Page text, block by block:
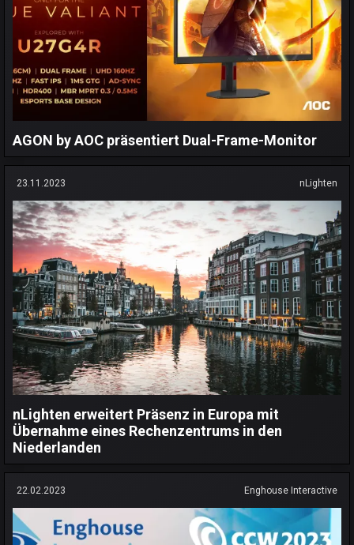
AGON by AOC präsentiert Dual-Frame-Monitor
23.11.2023 nLighten
nLighten erweitert Präsenz in Europa mit
Übernahme eines Rechenzentrums in den
Niederlanden
22.02.2023 Enghouse Interactive